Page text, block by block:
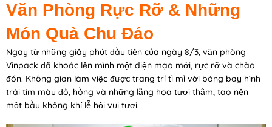
Văn Phòng Rực Rỡ & Những
Món Quà Chu Đáo
Ngay từ những giây phút đầu tiên của ngày 8/3, văn phòng
Vinpack đã khoác lên mình một diện mạo mới, rực rỡ và chào
đón. Không gian làm việc được trang trí tỉ mỉ với bóng bay hình
trái tim màu đỏ, hồng và những lẵng hoa tươi thắm, tạo nên
một bầu không khí lễ hội vui tươi.